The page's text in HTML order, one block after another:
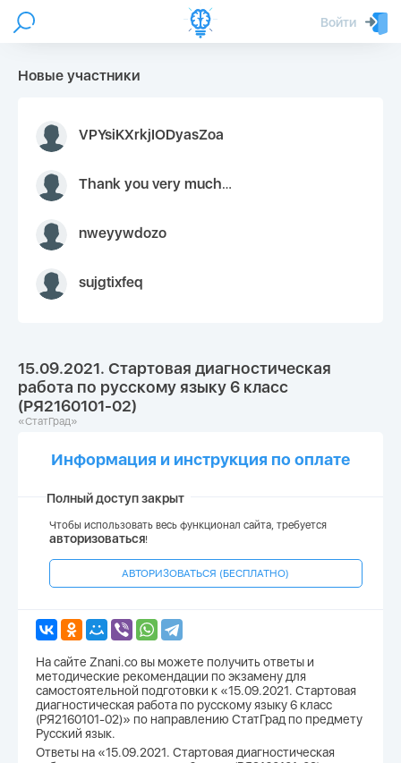
Войти
Новые участники
VPYsiKXrkjIODyasZoa
Thank you very much for your inquiry We appreciate you 9126052 https://youtube.com faceapple !
nweyywdozo
sujgtixfeq
15.09.2021. Стартовая диагностическая
работа по русскому языку 6 класс
(РЯ2160101-02)
«СтатГрад»
Информация и инструкция по оплате
Полный доступ закрыт
Чтобы использовать весь функционал сайта, требуется
авторизоваться!
АВТОРИЗОВАТЬСЯ (БЕСПЛАТНО)
На сайте Znani.co вы можете получить ответы и
методические рекомендации по экзамену для
самостоятельной подготовки к «15.09.2021. Стартовая
диагностическая работа по русскому языку 6 класс
(РЯ2160101-02)» по направлению СтатГрад по предмету
Русский язык.
Ответы на «15.09.2021. Стартовая диагностическая